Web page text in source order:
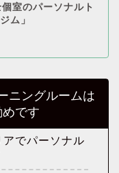
室のパーソナルト
ム」
ニングルームは
です
でパーソナル